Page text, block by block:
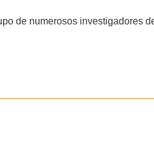
de numerosos investigadores